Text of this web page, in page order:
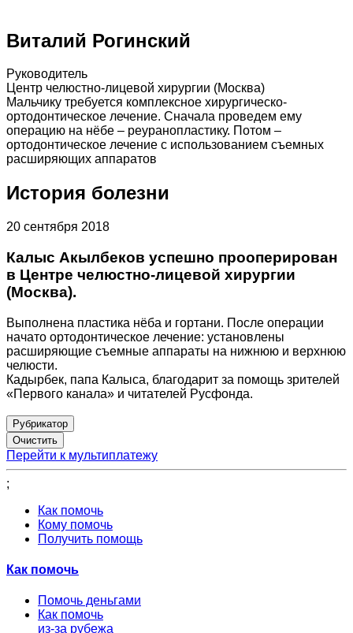
Виталий Рогинский
Руководитель
Центр челюстно-лицевой хирургии (Москва)
Мальчику требуется комплексное хирургическо-
ортодонтическое лечение. Сначала проведем ему
операцию на нёбе – реуранопластику. Потом –
ортодонтическое лечение с использованием съемных
расширяющих аппаратов
История болезни
20 сентября 2018
Калыс Акылбеков успешно прооперирован
в Центре челюстно-лицевой хирургии
(Москва).
Выполнена пластика нёба и гортани. После операции
начато ортодонтическое лечение: установлены
расширяющие съемные аппараты на нижнюю и верхнюю
челюсти.
Кадырбек, папа Калыса, благодарит за помощь зрителей
«Первого канала» и читателей Русфонда.
Рубрикатор
Перейти к мультиплатежу
;
Как помочь
Кому помочь
Получить помощь
Как помочь
Помочь деньгами
Как помочь
из-за рубежа